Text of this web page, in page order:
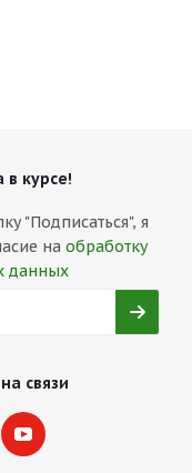
в курсе!
"Подписаться", я
на обработку
данных
связи